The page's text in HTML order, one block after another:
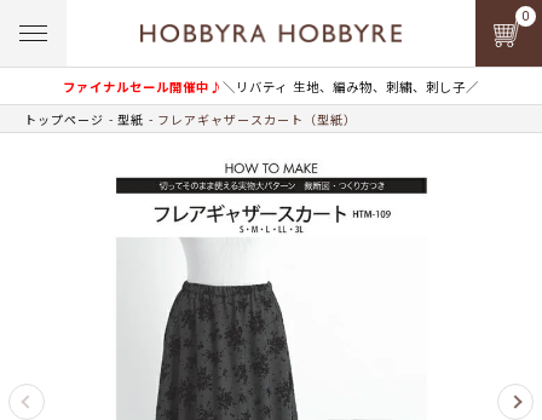
ファイナルセール開催中♪＼リバティ 生地、編み物、刺繍、刺し子／
0
トップページ 型紙 フレアギャザースカート（型紙）